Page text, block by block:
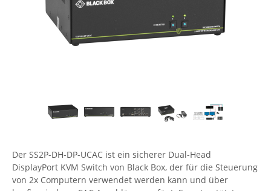
Energiemessung
Energieverteilung
IP, WLAN & GSM Sensorik
IoT - Internet of Things
IPC, Industrielle Netzwerktechnik & WLAN
IT Netzwerktechnik / Kommunikation
Comet System
CompleTech
Fokus Technologies
Gefen
Der SS2P-DH-DP-UCAC ist ein sicherer Dual-Head
DisplayPort KVM Switch von Black Box, der für die Steuerung
von 2x Computern verwendet werden kann und über